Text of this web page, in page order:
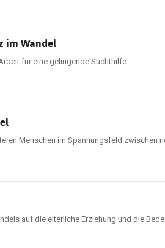
im Wandel
für eine gelingende Suchthilfe
Menschen im Spannungsfeld zwischen
auf die elterliche Erziehung und die